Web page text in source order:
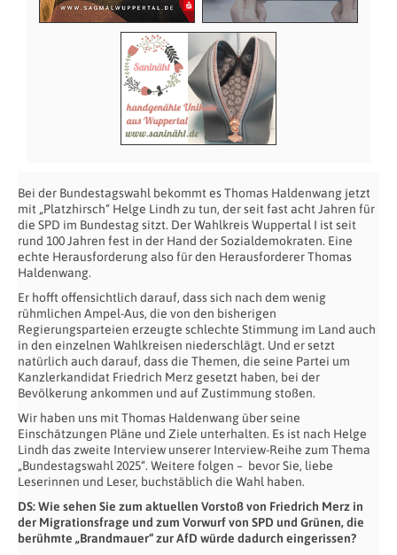
Bei der Bundestagswahl bekommt es Thomas Haldenwang jetzt
mit „Platzhirsch“ Helge Lindh zu tun, der seit fast acht Jahren für
die SPD im Bundestag sitzt. Der Wahlkreis Wuppertal I ist seit
rund 100 Jahren fest in der Hand der Sozialdemokraten. Eine
echte Herausforderung also für den Herausforderer Thomas
Haldenwang.
Er hofft offensichtlich darauf, dass sich nach dem wenig
rühmlichen Ampel-Aus, die von den bisherigen
Regierungsparteien erzeugte schlechte Stimmung im Land auch
in den einzelnen Wahlkreisen niederschlägt. Und er setzt
natürlich auch darauf, dass die Themen, die seine Partei um
Kanzlerkandidat Friedrich Merz gesetzt haben, bei der
Bevölkerung ankommen und auf Zustimmung stoßen.
Wir haben uns mit Thomas Haldenwang über seine
Einschätzungen Pläne und Ziele unterhalten. Es ist nach Helge
Lindh das zweite Interview unserer Interview-Reihe zum Thema
„Bundestagswahl 2025“. Weitere folgen – bevor Sie, liebe
Leserinnen und Leser, buchstäblich die Wahl haben.
DS: Wie sehen Sie zum aktuellen Vorstoß von Friedrich Merz in
der Migrationsfrage und zum Vorwurf von SPD und Grünen, die
berühmte „Brandmauer“ zur AfD würde dadurch eingerissen?